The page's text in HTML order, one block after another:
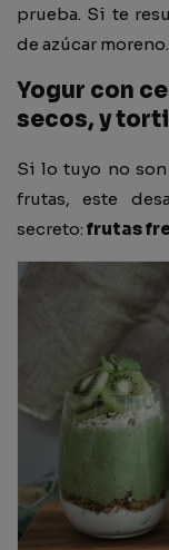
prueba. Si te
de azúcar moreno.
Yogur con
secos, y
Si lo tuyo no son
frutas, este
secreto: frutas